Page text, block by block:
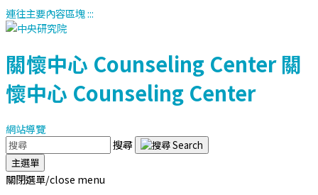
連往主要內容區塊:::
關懷中心 Counseling Center 關
懷中心 Counseling Center
網站導覽
搜尋
主選單
關閉選單/close menu